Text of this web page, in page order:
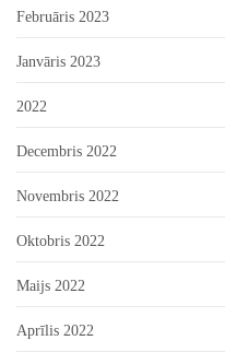
Februāris 2023
Janvāris 2023
2022
Decembris 2022
Novembris 2022
Oktobris 2022
Maijs 2022
Aprīlis 2022